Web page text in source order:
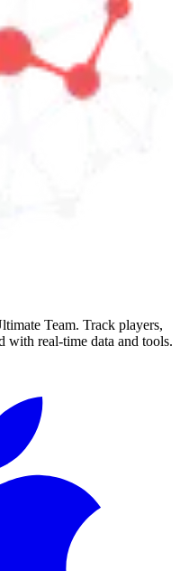
Team. Track players,
with real-time data and tools.